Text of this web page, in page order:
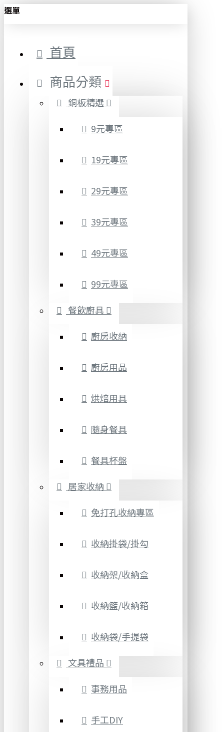
選單
首頁
商品分類
銅板精選
9元專區
19元專區
29元專區
39元專區
49元專區
99元專區
餐飲廚具
廚房收納
廚房用品
烘焙用具
隨身餐具
餐具杯盤
居家收納
免打孔收納專區
收納掛袋/掛勾
收納架/收納盒
收納籃/收納箱
收納袋/手提袋
文具禮品
事務用品
手工DIY